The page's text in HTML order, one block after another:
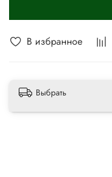
В избранное
Выбрать